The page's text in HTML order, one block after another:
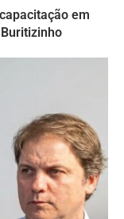
em